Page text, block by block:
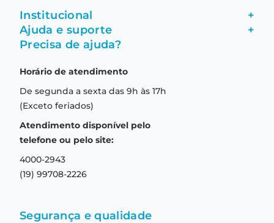
Institucional +
Fale conosco
Formas de pagamento
Aviso de privacidade
Termos e condições de uso
Ajuda e suporte +
Garantia
Troca e devolução
Central de relacionamento
Precisa de ajuda?
Horário de atendimento
De segunda a sexta das 9h às 17h
(Exceto feriados)
Atendimento disponível pelo
telefone ou pelo site:
4000-2943
(19) 99708-2226
Segurança e qualidade